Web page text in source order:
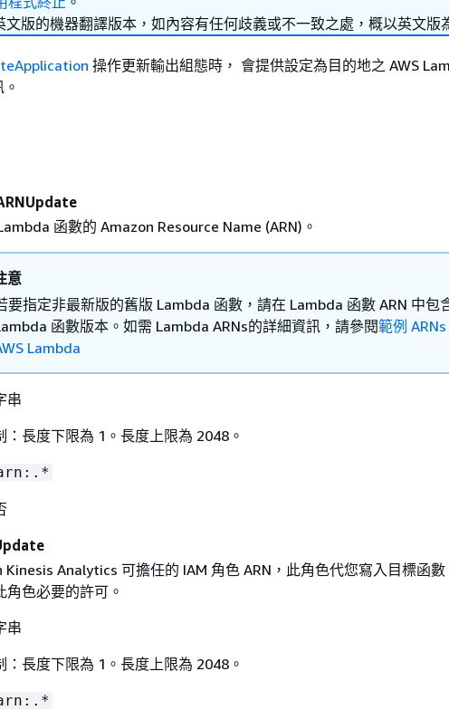
文版的機器翻譯版本，如內容有任何歧義或不一致之處，概以英文版
操作更新輸出組態時， 會提供設定為目的地之 AWS
函數的 Amazon Resource Name (ARN)。
意
要指定非最新版的舊版 Lambda 函數，請在 Lambda 函數 ARN 中包
函數版本。如需 Lambda ARNs的詳細資訊，請參閱範例
Lambda
串
：長度下限為 1。長度上限為 2048。
Kinesis Analytics 可擔任的 IAM 角色 ARN，此角色代您寫入目標函
角色必要的許可。
串
：長度下限為 1。長度上限為 2048。